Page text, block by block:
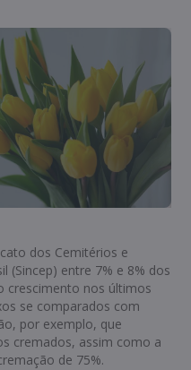
dos Cemitérios e
(Sincep) entre 7% e 8% dos
crescimento nos últimos
se comparados com
por exemplo, que
cremados, assim como a
de 75%.